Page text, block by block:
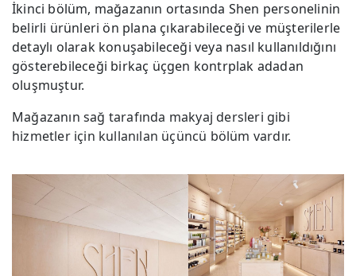
İkinci bölüm, mağazanın ortasında Shen personelinin
belirli ürünleri ön plana çıkarabileceği ve müşterilerle
detaylı olarak konuşabileceği veya nasıl kullanıldığını
gösterebileceği birkaç üçgen kontrplak adadan
oluşmuştur.
Mağazanın sağ tarafında makyaj dersleri gibi
hizmetler için kullanılan üçüncü bölüm vardır.